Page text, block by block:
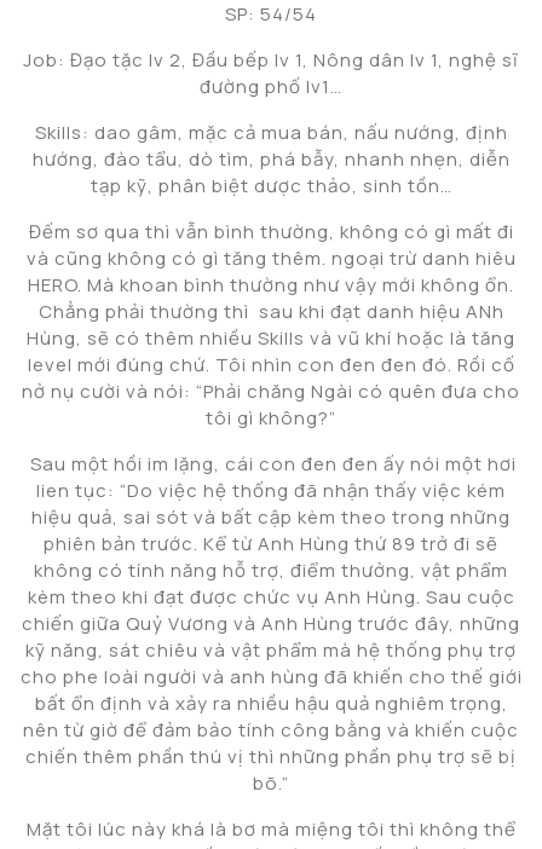
SP: 54/54
Job: Đạo tặc lv 2, Đầu bếp lv 1, Nông dân lv 1, nghệ sĩ
đường phố lv1…
Skills: dao gâm, mặc cả mua bán, nấu nướng, định
hướng, đào tẩu, dò tìm, phá bẫy, nhanh nhẹn, diễn
tạp kỹ, phân biệt dược thảo, sinh tồn…
Đếm sơ qua thì vẫn bình thường, không có gì mất đi
và cũng không có gì tăng thêm. ngoại trừ danh hiêu
HERO. Mà khoan bình thường như vậy mới không ổn.
Chẳng phải thường thì sau khi đạt danh hiệu ANh
Hùng, sẽ có thêm nhiều Skills và vũ khí hoặc là tăng
level mới đúng chứ. Tôi nhìn con đen đen đó. Rồi cố
nở nụ cười và nói: “Phải chăng Ngài có quên đưa cho
tôi gì không?”
Sau một hồi im lặng, cái con đen đen ấy nói một hơi
lien tục: “Do việc hệ thống đã nhận thấy việc kém
hiệu quả, sai sót và bất cập kèm theo trong những
phiên bản trước. Kể từ Anh Hùng thứ 89 trở đi sẽ
không có tính năng hỗ trợ, điểm thưởng, vật phẩm
kèm theo khi đạt được chức vụ Anh Hùng. Sau cuộc
chiến giữa Quỷ Vương và Anh Hùng trước đây, những
kỹ năng, sát chiêu và vật phẩm mà hệ thống phụ trợ
cho phe loài người và anh hùng đã khiến cho thế giới
bất ổn định và xảy ra nhiều hậu quả nghiêm trọng,
nên từ giờ để đảm bảo tính công bằng và khiến cuộc
chiến thêm phần thú vị thì những phần phụ trợ sẽ bị
bõ.”
Mặt tôi lúc này khá là bơ mà miệng tôi thì không thể